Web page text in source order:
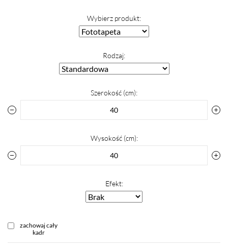
Wybierz produkt:
Rodzaj:
Szerokość (cm):
Wysokość (cm):
Efekt:
zachowaj cały
kadr